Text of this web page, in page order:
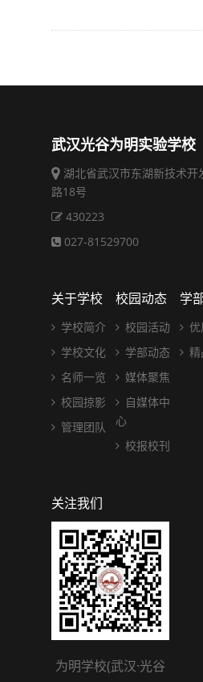
武汉光谷为明实验学校
湖北省武汉市东湖新技术开
路18号
430223
027-81529700
关于学校
学校简介
学校文化
名师一览
校园掠影
管理团队
校园动态
校园活动
学部动态
媒体聚焦
自媒体中
心
校报校刊
学
优
精
关注我们
为明学校(武汉·光谷